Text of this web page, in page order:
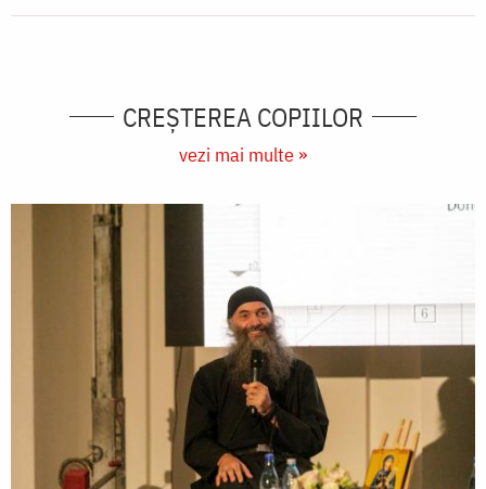
CREŞTEREA COPIILOR
vezi mai multe »